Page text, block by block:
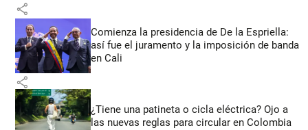
share
Comienza la presidencia de De la Espriella:
así fue el juramento y la imposición de banda
en Cali
share
¿Tiene una patineta o cicla eléctrica? Ojo a
las nuevas reglas para circular en Colombia